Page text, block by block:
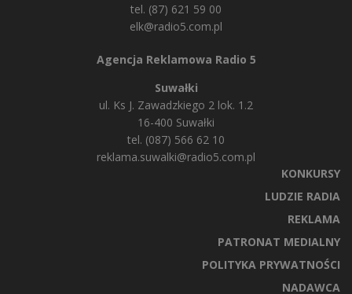
tel. (87) 621 59 00
elk@radio5.com.pl
Agencja Reklamowa Radio 5
Suwałki
ul. Ks J. Zawadzkiego 2 lok. 1.2
16-400 Suwałki
tel. (087) 566 62 10
reklama.suwalki@radio5.com.pl
KONKURSY
LUDZIE RADIA
REKLAMA
PATRONAT MEDIALNY
POLITYKA PRYWATNOŚCI
NADAWCA